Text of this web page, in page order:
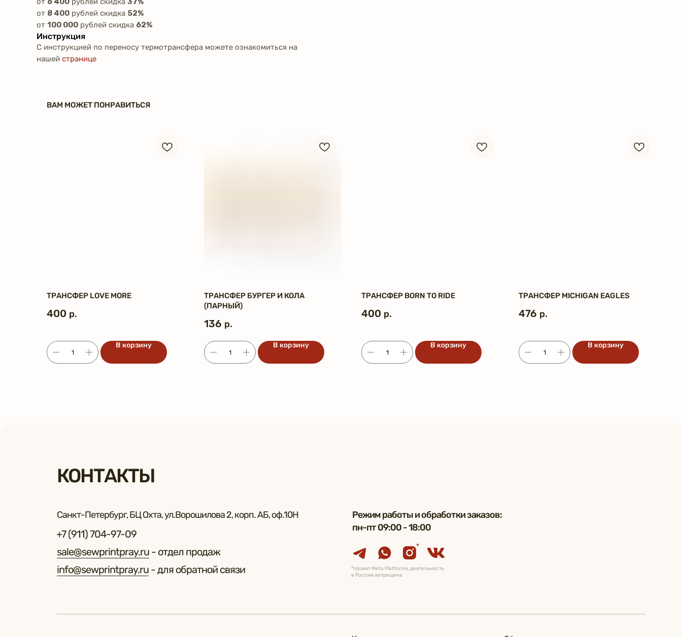
от 8 400 рублей скидка 52%
от 100 000 рублей скидка 62%
Инструкция
С инструкцией по переносу термотрансфера можете ознакомиться на
нашей странице
ВАМ МОЖЕТ ПОНРАВИТЬСЯ
ТРАНСФЕР LOVE MORE
400 р.
В корзину
ТРАНСФЕР БУРГЕР И КОЛА
(ПАРНЫЙ)
136 р.
В корзину
ТРАНСФЕР BORN TO RIDE
400 р.
В корзину
ТРАНСФЕР MICHIGAN EAGLES
476 р.
В корзину
Санкт-Петербург, БЦ Охта, ул.Ворошилова 2, корп. АБ, оф.10Н
+7 (911) 704-97-09
sale@sewprintpray.ru - отдел продаж
Режим работы и обработки заказов:
пн-пт 09:00 - 18:00
КОНТАКТЫ
*проект Meta Platforms, деятельность
в России запрещена
*
info@sewprintpray.ru - для обратной связи